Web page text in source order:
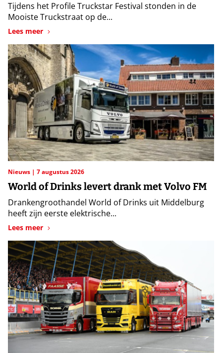
Tijdens het Profile Truckstar Festival stonden in de
Mooiste Truckstraat op de...
Lees meer
Nieuws 7 augustus 2026
World of Drinks levert drank met Volvo FM
Drankengroothandel World of Drinks uit Middelburg
heeft zijn eerste elektrische...
Lees meer